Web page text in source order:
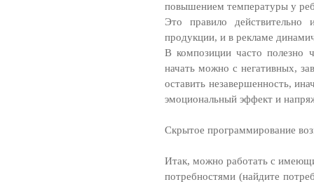
повышением температуры у
Это правило действительно
продукции, и в рекламе
В композиции часто полезно
начать можно с негативных,
оставить незавершенность,
эмоциональный эффект и
Скрытое программирование
Итак, можно работать с
потребностями (найдите